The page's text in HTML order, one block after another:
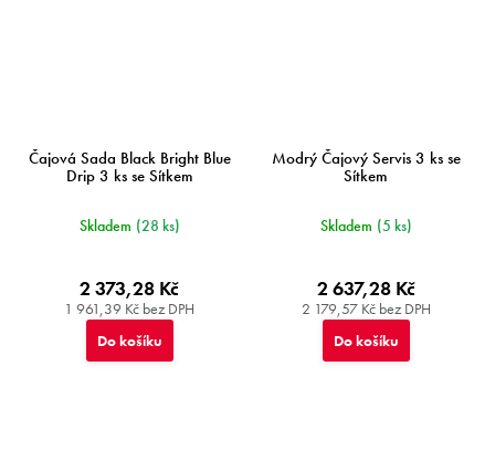
Čajová Sada Black Bright Blue
Drip 3 ks se Sítkem
Skladem (28 ks)
1 961,39 Kč bez DPH
2 373,28 Kč
Do košíku
Modrý Čajový Servis 3 ks se
Sítkem
Skladem (5 ks)
2 179,57 Kč bez DPH
2 637,28 Kč
Do košíku